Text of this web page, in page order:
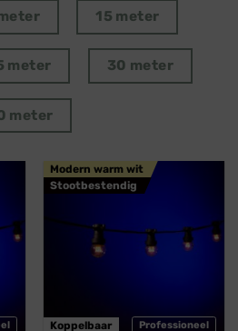
15 meter
meter 30 meter
meter
Professioneel
Modern warm wit
Stootbestendig
Koppelbaar